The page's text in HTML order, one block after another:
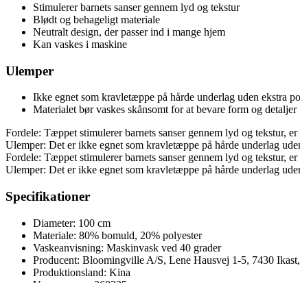
Stimulerer barnets sanser gennem lyd og tekstur
Blødt og behageligt materiale
Neutralt design, der passer ind i mange hjem
Kan vaskes i maskine
Ulemper
Ikke egnet som kravletæppe på hårde underlag uden ekstra
Materialet bør vaskes skånsomt for at bevare form og detaljer
Fordele: Tæppet stimulerer barnets sanser gennem lyd og tekstur,
Ulemper: Det er ikke egnet som kravletæppe på hårde underlag
Fordele: Tæppet stimulerer barnets sanser gennem lyd og tekstur,
Ulemper: Det er ikke egnet som kravletæppe på hårde underlag
Specifikationer
Diameter: 100 cm
Materiale: 80% bomuld, 20% polyester
Vaskeanvisning: Maskinvask ved 40 grader
Producent: Bloomingville A/S, Lene Hausvej 1-5, 7430
Produktionsland: Kina